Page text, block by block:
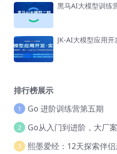
黑马AI大模型训练
JK-AI大模型应用
排行榜展示
1 Go 进阶训练营第五期
2 Go从入门到进阶，大厂
3 熙墨爱经：12天探索伴